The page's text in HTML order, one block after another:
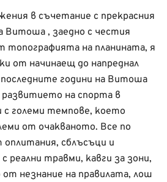
в съчетание с прекрасния
Витоша , заедно с честия
топогрaфиятa на планината, я
от начинаещ до напреднал
години на Витоша
развитието на спорта в
с големи темпове, което
от очакваното. Все по
сблъсъци и
реални травми, кавги за зони,
незнание на правилата, лош